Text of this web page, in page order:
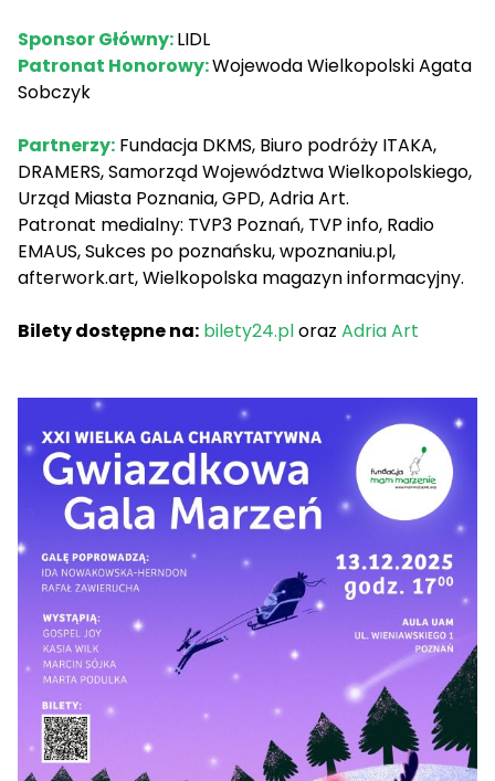
Sponsor Główny:LIDL
Patronat Honorowy:Wojewoda Wielkopolski Agata
Sobczyk
Partnerzy: Fundacja DKMS, Biuro podróży ITAKA,
DRAMERS,Samorząd Województwa Wielkopolskiego,
Urząd Miasta Poznania,GPD,Adria Art.
Patronat medialny: TVP3 Poznań, TVP info, Radio
EMAUS, Sukces po poznańsku,wpoznaniu.pl,
afterwork.art, Wielkopolska magazyn informacyjny.
Bilety dostępne na: bilety24.ploraz Adria Art